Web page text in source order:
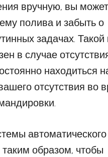
вручную, вы
полива и забыть о
задачах. Такой
в случае
находиться
отсутствия во
образом, чтобы